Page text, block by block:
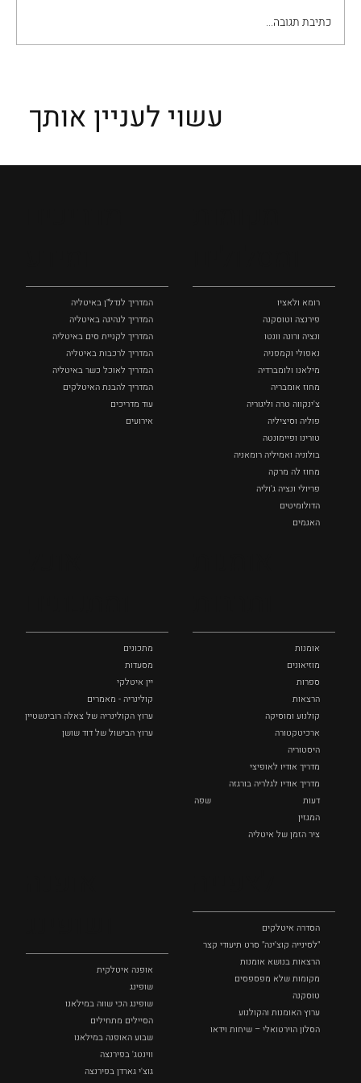
כתיבת תגובה...
עשוי לעניין אותך
רומא ולאציו
פירנצה וטוסקנה ‏
ונציה ורונה וונטו
נאפולי‏ וקמפניה
מילאנו ולומברדיה
מחוז אומבריה
צ'ינקווה טרה וליגוריה
פוליה וסיציליה ‏
טורינו ופיימונטה
בולוניה ואמיליה רומאניה
מחוז לה מרקה
פריולי ונציה ג'וליה
הדולומיטים
האגמים
המדריך לנדל"ן באיטליה
המדריך לנהיגה באיטליה
המדריך לקניית סים באיטליה
המדריך לרכבות באיטליה
המדריך לאוכל כשר באיטליה
המדריך להבנת האיטלקים
עוד מדריכים
אירועים
אומנות
מוזיאונים
ספרות
הרצאות
קולנוע ומוסיקה
ארכיטקטורה
היסטוריה
מדריך אודיו לאופיצי
מדריך אודיו לגלריה בורגזה
דעות
שפה
המגזין
ציר הזמן של איטליה
מתכונים
מסעדות
יין איטלקי
קולינריה - מאמרים
ערוץ הקולינריה של צאלה רובינשטיין
ערוץ הבישול של דוד שושן
הסדרה איטלקים
"לסינייה קוצ'ינה" סרט תיעודי קצר
הרצאות בנושא אומנות
מקומות שלא מפספסים
טוסקנה
ערוץ האומנות והקולנוע
הסלון הוירטואלי – שיחות וידאו
אופנה איטלקית
שופינג
שופינג הכי שווה במילאנו
הסיילים מתחילים
שבוע האופנה במילאנו
ווינטג' בפירנצה
גוצ'י גארדן בפירנצה